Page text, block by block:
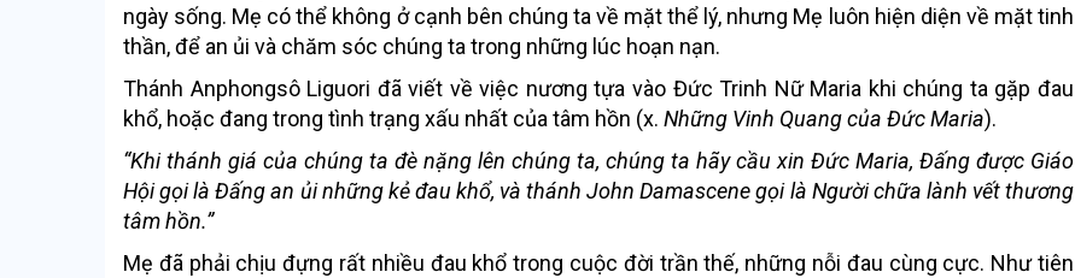
ngày sống. Mẹ có thể không ở cạnh bên chúng ta về mặt thể lý, nhưng Mẹ luôn hiện diện về mặt tinh
thần, để an ủi và chăm sóc chúng ta trong những lúc hoạn nạn.
Thánh Anphongsô Liguori đã viết về việc nương tựa vào Đức Trinh Nữ Maria khi chúng ta gặp đau
khổ, hoặc đang trong tình trạng xấu nhất của tâm hồn (x. Những Vinh Quang của Đức Maria).
“Khi thánh giá của chúng ta đè nặng lên chúng ta, chúng ta hãy cầu xin Đức Maria, Đấng được Giáo
Hội gọi làĐấng an ủi những kẻ đau khổ, và thánh John Damascene gọi là Người chữa lành vết thương
tâm hồn.”
Mẹ đã phải chịu đựng rất nhiều đau khổ trong cuộc đời trần thế, những nỗi đau cùng cực. Như tiên